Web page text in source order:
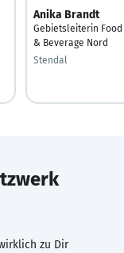
Anika Brandt
Gebietsleiterin Food
& Beverage Nord
Stendal
zu Dir